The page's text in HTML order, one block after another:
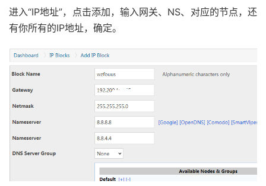
进入“IP地址”，点击添加，输入网关、NS、对应的节点，还
有你所有的IP地址，确定。